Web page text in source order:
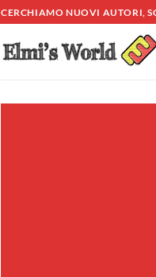
CERCHIAMO NUOVI AUTORI,